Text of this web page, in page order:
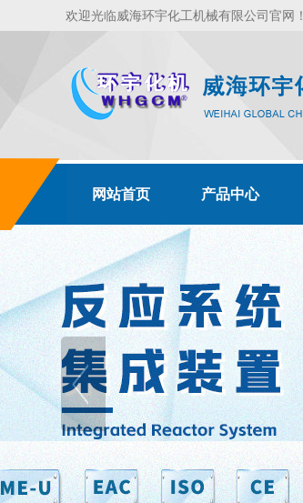
欢迎光临威海环宇化工机械有限公司官网！
网站首页 产品中心